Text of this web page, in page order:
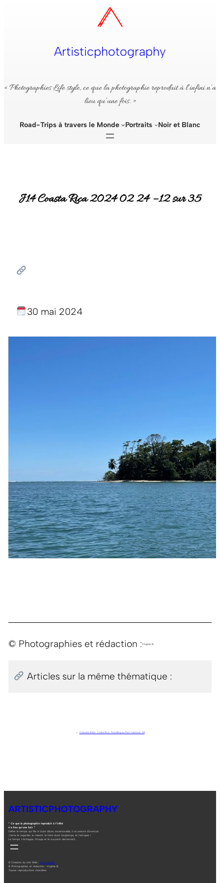
Artisticphotography
« Photographies Life style, ce que la photographie reproduit à l’infini n’a
lieu qu’une fois. »
Road-Trips à travers le Monde Portraits Noir et Blanc
J14 Coasta Rica 2024 02 24 – 12 sur 35
30 mai 2024
© Photographies et rédaction :Virginie B.
Articles sur la même thématique :
← Cahuita, limón . Costa Rica . Snorkling au Parc national . J14
ARTISTICPHOTOGRAPHY
“ Ce que la photographie reproduit à l’infini
n’a lieu qu’une fois ”
Défier le temps qui file à toute allure, insaisissable, il se presse d’avancer.
J’aime le regarder, le ralentir, le faire durer longtemps et l’attraper !
Le temps s’échappe, l’image et le souvenir demeurent…
© Création du site Web : digitalneed.fr
© Photographies et rédaction : Virginie B.
Toutes reproductions interdites